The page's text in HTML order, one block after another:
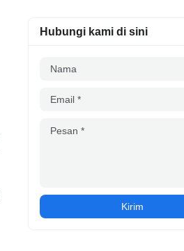
Hubungi kami di sini